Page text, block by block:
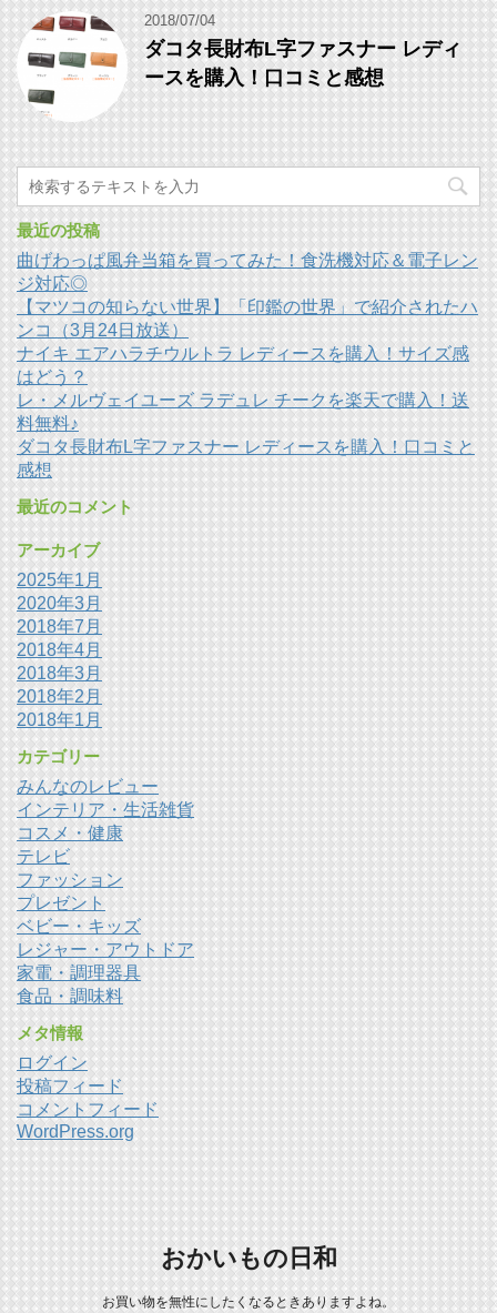
2018/07/04
ダコタ長財布L字ファスナー レディ
ースを購入！口コミと感想
最近の投稿
曲げわっぱ風弁当箱を買ってみた！食洗機対応＆電子レン
ジ対応◎
【マツコの知らない世界】「印鑑の世界」で紹介されたハ
ンコ（3月24日放送）
ナイキ エアハラチウルトラ レディースを購入！サイズ感
はどう？
レ・メルヴェイユーズ ラデュレ チークを楽天で購入！送
料無料♪
ダコタ長財布L字ファスナー レディースを購入！口コミと
感想
最近のコメント
アーカイブ
2025年1月
2020年3月
2018年7月
2018年4月
2018年3月
2018年2月
2018年1月
カテゴリー
みんなのレビュー
インテリア・生活雑貨
コスメ・健康
テレビ
ファッション
プレゼント
ベビー・キッズ
レジャー・アウトドア
家電・調理器具
食品・調味料
メタ情報
ログイン
投稿フィード
コメントフィード
WordPress.org
おかいもの日和
お買い物を無性にしたくなるときありますよね。